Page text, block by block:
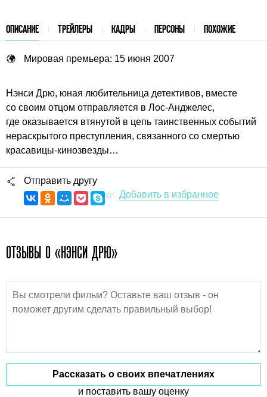
ОПИСАНИЕ ТРЕЙЛЕРЫ КАДРЫ ПЕРСОНЫ ПОХОЖИЕ
Мировая премьера: 15 июня 2007
Нэнси Дрю, юная любительница детективов, вместе
со своим отцом отправляется в Лос-Анджелес,
где оказывается втянутой в цепь таинственных событий
нераскрытого преступления, связанного со смертью
красавицы-кинозвезды…
Отправить другу
ОТЗЫВЫ О «НЭНСИ ДРЮ»
Рассказать о своих впечатлениях
и поставить вашу оценку